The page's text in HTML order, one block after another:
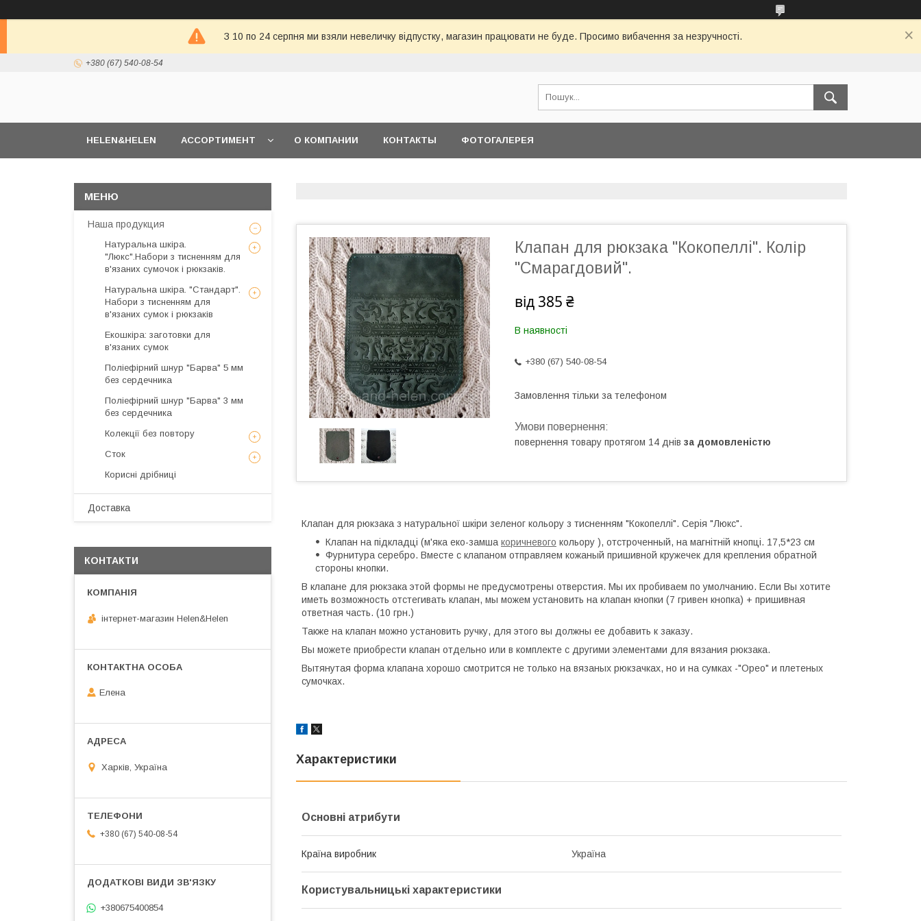
З 10 по 24 серпня ми взяли невеличку відпустку, магазин працювати не буде. Просимо вибачення за незручності.
+380 (67) 540-08-54
HELEN&HELEN АССОРТИМЕНТ О КОМПАНИИ КОНТАКТЫ ФОТОГАЛЕРЕЯ
Клапан для рюкзака "Кокопеллi". Колір
"Смарагдовий".
від 385 ₴
В наявності
+380 (67) 540-08-54
Замовлення тільки за телефоном
повернення товару протягом 14 днів за домовленістю
Клапан для рюкзака з натуральної шкіри зеленог кольору з тисненням "Кокопеллi". Серія "Люкс".
Клапан на підкладці (м'яка еко-замша коричневого кольору ), отстроченный, на магнітній кнопці. 17,5*23 см
Фурнитура серебро. Вместе с клапаном отправляем кожаный пришивной кружечек для крепления обратной
стороны кнопки.
В клапане для рюкзака этой формы не предусмотрены отверстия. Мы их пробиваем по умолчанию. Если Вы хотите
иметь возможность отстегивать клапан, мы можем установить на клапан кнопки (7 гривен кнопка) + пришивная
ответная часть. (10 грн.)
Также на клапан можно установить ручку, для этого вы должны ее добавить к заказу.
Вы можете приобрести клапан отдельно или в комплекте с другими элементами для вязания рюкзака.
Вытянутая форма клапана хорошо смотрится не только на вязаных рюкзачках, но и на сумках -"Орео" и плетеных
сумочках.
Характеристики
Основні атрибути
Країна виробник Україна
Користувальницькі характеристики
Наша продукция
Натуральна шкіра.
"Люкс".Набори з тисненням для
в'язаних сумочок і рюкзаків.
Натуральна шкіра. "Стандарт".
Набори з тисненням для
в'язаних сумок і рюкзаків
Екошкіра: заготовки для
в'язаних сумок
Поліефірний шнур "Барва" 5 мм
без сердечника
Поліефірний шнур "Барва" 3 мм
без сердечника
Колекції без повтору
Сток
Корисні дрібниці
Доставка
КОНТАКТИ
інтернет-магазин Helen&Helen
Елена
Харків, Україна
+380 (67) 540-08-54
+380675400854